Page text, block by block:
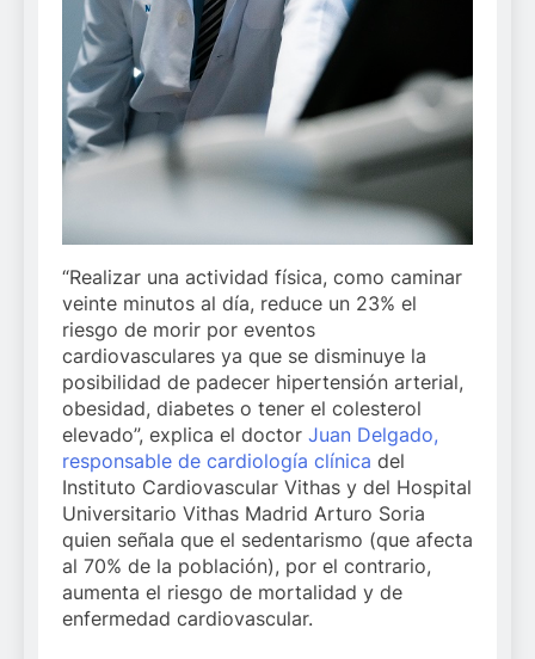
“Realizar una actividad física, como caminar
veinte minutos al día, reduce un 23% el
riesgo de morir por eventos
cardiovasculares ya que se disminuye la
posibilidad de padecer hipertensión arterial,
obesidad, diabetes o tener el colesterol
elevado”, explica el doctor Juan Delgado,
responsable de cardiología clínica del
Instituto Cardiovascular Vithas y del Hospital
Universitario Vithas Madrid Arturo Soria
quien señala que el sedentarismo (que afecta
al 70% de la población), por el contrario,
aumenta el riesgo de mortalidad y de
enfermedad cardiovascular.